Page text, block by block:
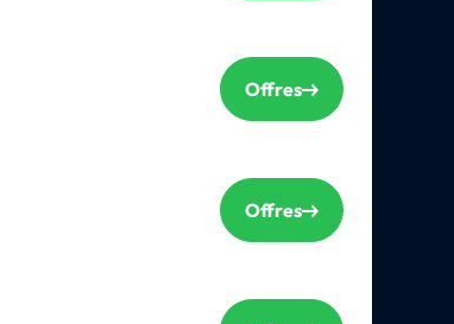
Offres
Offres